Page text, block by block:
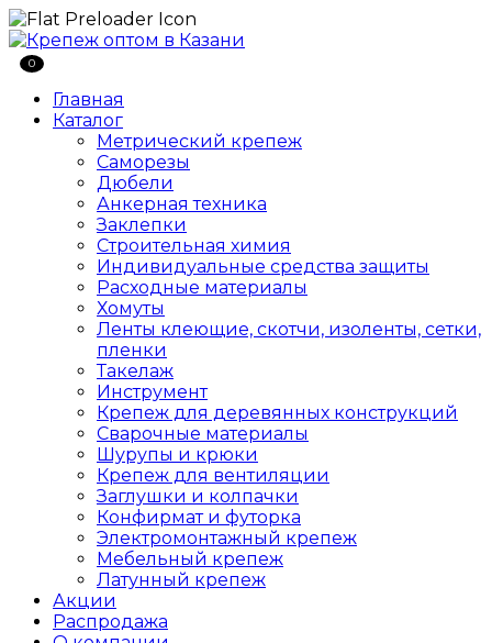
0
Главная
Каталог
Метрический крепеж
Саморезы
Дюбели
Анкерная техника
Заклепки
Строительная химия
Индивидуальные средства защиты
Расходные материалы
Хомуты
Ленты клеющие, скотчи, изоленты, сетки,
пленки
Такелаж
Инструмент
Крепеж для деревянных конструкций
Сварочные материалы
Шурупы и крюки
Крепеж для вентиляции
Заглушки и колпачки
Конфирмат и футорка
Электромонтажный крепеж
Мебельный крепеж
Латунный крепеж
Акции
Распродажа